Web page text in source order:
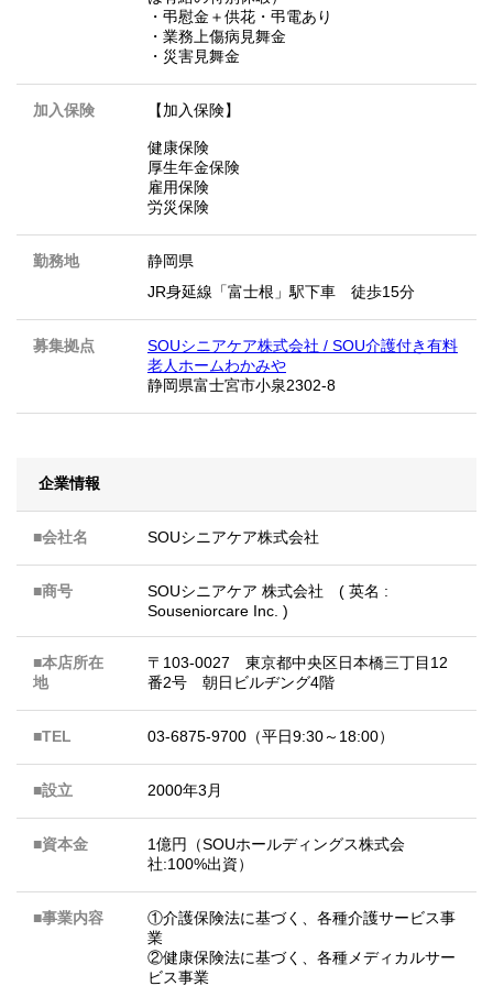
・弔慰金＋供花・弔電あり
・業務上傷病見舞金
・災害見舞金
加入保険 【加入保険】
健康保険
厚生年金保険
雇用保険
労災保険
勤務地
静岡県
JR身延線「富士根」駅下車 徒歩15分
募集拠点
SOUシニアケア株式会社 / SOU介護付き有料
老人ホームわかみや
静岡県富士宮市小泉2302-8
企業情報
■会社名 SOUシニアケア株式会社
■商号
SOUシニアケア 株式会社 ( 英名 :
Souseniorcare Inc. )
■本店所在
地
〒103-0027 東京都中央区日本橋三丁目12
番2号 朝日ビルヂング4階
■TEL 03-6875-9700（平日9:30～18:00）
■設立 2000年3月
■資本金
1億円（SOUホールディングス株式会
社:100%出資）
■事業内容
①介護保険法に基づく、各種介護サービス事
業
②健康保険法に基づく、各種メディカルサー
ビス事業